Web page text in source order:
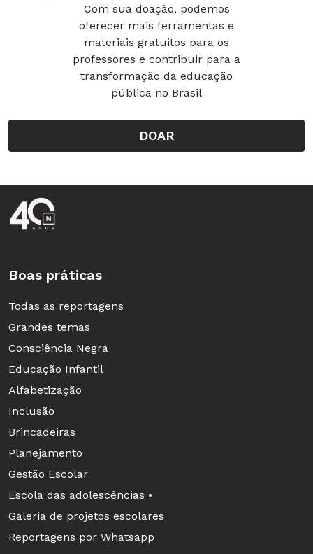
Com sua doação, podemos
oferecer mais ferramentas e
materiais gratuitos para os
professores e contribuir para a
transformação da educação
pública no Brasil
DOAR
Rodapé da Nova Escola
Boas práticas
Todas as reportagens
Grandes temas
Consciência Negra
Educação Infantil
Alfabetização
Inclusão
Brincadeiras
Planejamento
Gestão Escolar
Escola das adolescências •
Galeria de projetos escolares
Reportagens por Whatsapp